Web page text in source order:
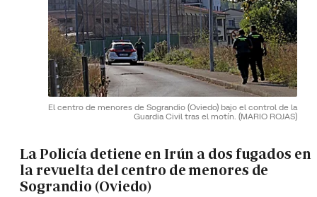
El centro de menores de Sograndio (Oviedo) bajo el control de la
Guardia Civil tras el motín. (MARIO ROJAS)
La Policía detiene en Irún a dos fugados en
la revuelta del centro de menores de
Sograndio (Oviedo)